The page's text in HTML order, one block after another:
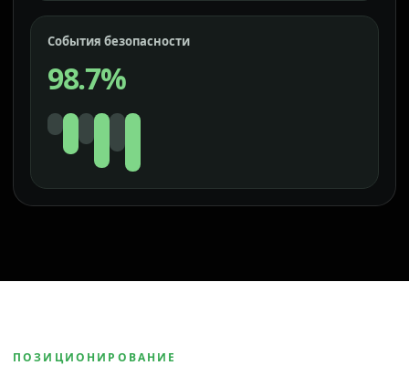
События безопасности
98.7%
ПОЗИЦИОНИРОВАНИЕ